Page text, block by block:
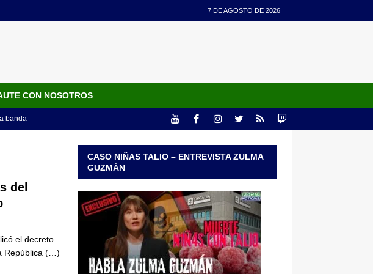
7 DE AGOSTO DE 2026
CON NOSOTROS
banda
presidencial
y llama a
De La
del
el decreto
República (…)
CASO NIÑAS TALIO – ENTREVISTA ZULMA
GUZMÁN